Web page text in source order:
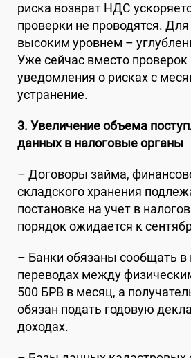
риска возврат НДС
проверки не проводятся.
высоким уровнем –
Уже сейчас вместо проверок
уведомления о рисках с
устранение.
3. Увеличение объема
данных в налоговые органы
– Договоры займа,
складского хранения
постановке на учет в
порядок ожидается к
– Банки обязаны сообщать в
переводах между
500 БРВ в месяц, а
обязан подать годовую
доходах.